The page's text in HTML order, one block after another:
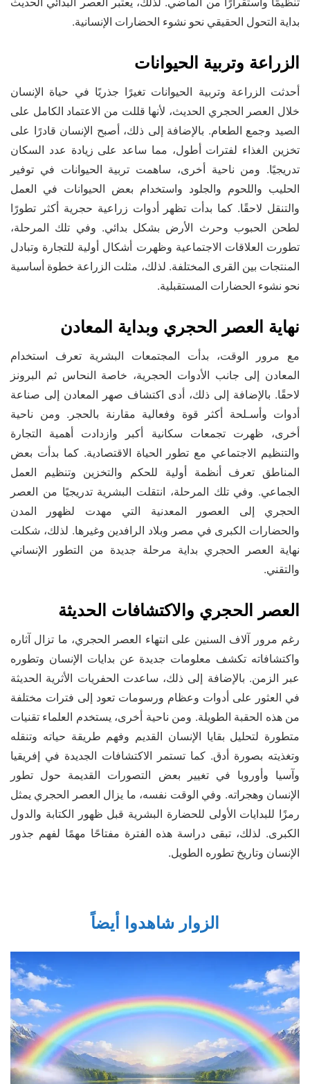
بداية التحول الحقيقي نحو نشوء الحضارات الإنسانية.
الزراعة وتربية الحيوانات
أحدثت الزراعة وتربية الحيوانات تغيرًا جذريًا في حياة الإنسان
خلال العصر الحجري الحديث، لأنها قللت من الاعتماد الكامل على
الصيد وجمع الطعام. بالإضافة إلى ذلك، أصبح الإنسان قادرًا على
تخزين الغذاء لفترات أطول، مما ساعد على زيادة عدد السكان
تدريجيًا. ومن ناحية أخرى، ساهمت تربية الحيوانات في توفير
الحليب واللحوم والجلود واستخدام بعض الحيوانات في العمل
والتنقل لاحقًا. كما بدأت تظهر أدوات زراعية حجرية أكثر تطورًا
لطحن الحبوب وحرث الأرض بشكل بدائي. وفي تلك المرحلة،
تطورت العلاقات الاجتماعية وظهرت أشكال أولية للتجارة وتبادل
المنتجات بين القرى المختلفة. لذلك، مثلت الزراعة خطوة أساسية
نحو نشوء الحضارات المستقبلية.
نهاية العصر الحجري وبداية المعادن
مع مرور الوقت، بدأت المجتمعات البشرية تعرف استخدام
المعادن إلى جانب الأدوات الحجرية، خاصة النحاس ثم البرونز
لاحقًا. بالإضافة إلى ذلك، أدى اكتشاف صهر المعادن إلى صناعة
أدوات وأسـلحة أكثر قوة وفعالية مقارنة بالحجر. ومن ناحية
أخرى، ظهرت تجمعات سكانية أكبر وازدادت أهمية التجارة
والتنظيم الاجتماعي مع تطور الحياة الاقتصادية. كما بدأت بعض
المناطق تعرف أنظمة أولية للحكم والتخزين وتنظيم العمل
الجماعي. وفي تلك المرحلة، انتقلت البشرية تدريجيًا من العصر
الحجري إلى العصور المعدنية التي مهدت لظهور المدن
والحضارات الكبرى في مصر وبلاد الرافدين وغيرها. لذلك، شكلت
نهاية العصر الحجري بداية مرحلة جديدة من التطور الإنساني
والتقني.
العصر الحجري والاكتشافات الحديثة
رغم مرور آلاف السنين على انتهاء العصر الحجري، ما تزال آثاره
واكتشافاته تكشف معلومات جديدة عن بدايات الإنسان وتطوره
عبر الزمن. بالإضافة إلى ذلك، ساعدت الحفريات الأثرية الحديثة
في العثور على أدوات وعظام ورسومات تعود إلى فترات مختلفة
من هذه الحقبة الطويلة. ومن ناحية أخرى، يستخدم العلماء تقنيات
متطورة لتحليل بقايا الإنسان القديم وفهم طريقة حياته وتنقله
وتغذيته بصورة أدق. كما تستمر الاكتشافات الجديدة في إفريقيا
وآسيا وأوروبا في تغيير بعض التصورات القديمة حول تطور
الإنسان وهجراته. وفي الوقت نفسه، ما يزال العصر الحجري يمثل
رمزًا للبدايات الأولى للحضارة البشرية قبل ظهور الكتابة والدول
الكبرى. لذلك، تبقى دراسة هذه الفترة مفتاحًا مهمًا لفهم جذور
الإنسان وتاريخ تطوره الطويل.
الزوار شاهدوا أيضاً